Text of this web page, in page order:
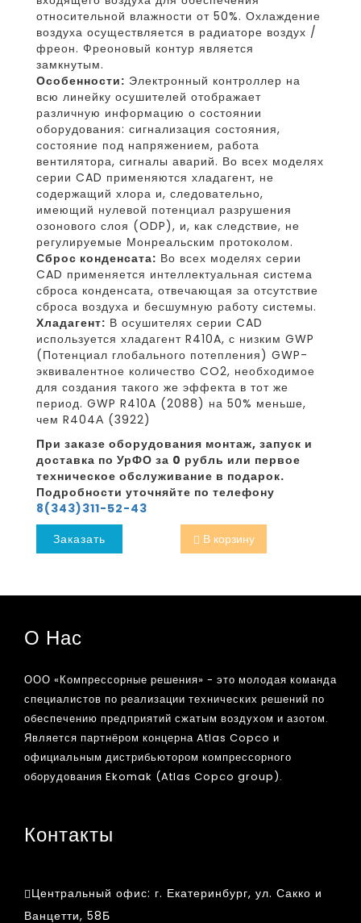
относительной влажности от 50%. Охлаждение
воздуха осуществляется в радиаторе воздух /
фреон. Фреоновый контур является
замкнутым.
Особенности: Электронный контроллер на
всю линейку осушителей отображает
различную информацию о состоянии
оборудования: сигнализация состояния,
состояние под напряжением, работа
вентилятора, сигналы аварий. Во всех моделях
серии CAD применяются хладагент, не
содержащий хлора и, следовательно,
имеющий нулевой потенциал разрушения
озонового слоя (ODP), и, как следствие, не
регулируемые Монреальским протоколом.
Сброс конденсата: Во всех моделях серии
CAD применяется интеллектуальная система
сброса конденсата, отвечающая за отсутствие
сброса воздуха и бесшумную работу системы.
Хладагент: В осушителях серии CAD
используется хладагент R410A, с низким GWP
(Потенциал глобального потепления) GWP-
эквивалентное количество CO2, необходимое
для создания такого же эффекта в тот же
период. GWP R410A (2088) на 50% меньше,
чем R404А (3922)
При заказе оборудования монтаж, запуск и
доставка по УрФО за 0 рубль или первое
техническое обслуживание в подарок.
Подробности уточняйте по телефону
8(343)311-52-43
Заказать
В корзину
О Нас
ООО «Компрессорные решения» - это молодая команда
специалистов по реализации технических решений по
обеспечению предприятий сжатым воздухом и азотом.
Является партнёром концерна Atlas Copco и
официальным дистрибьютором компрессорного
оборудования Ekomak (Atlas Copco group).
Контакты
Центральный офис: г. Екатеринбург, ул. Сакко и
Ванцетти, 58Б